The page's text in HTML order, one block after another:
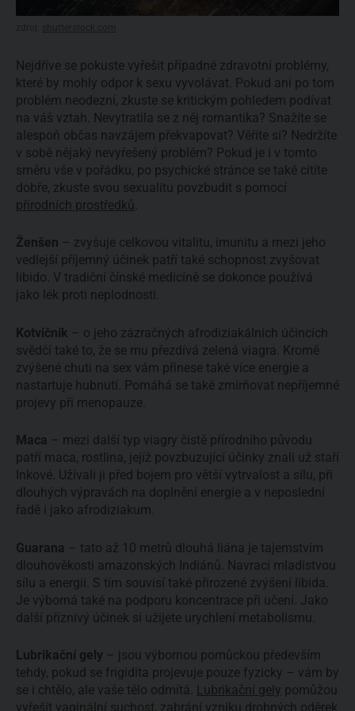
Nejdříve se pokuste vyřešit případné zdravotní problémy,
které by mohly odpor k sexu vyvolávat. Pokud ani po tom
problém neodezní, zkuste se kritickým pohledem podívat
na váš vztah. Nevytratila se z něj romantika? Snažíte se
alespoň občas navzájem překvapovat? Věříte si? Nedržíte
v sobě nějaký nevyřešený problém? Pokud je i v tomto
směru vše v pořádku, po psychické stránce se také cítíte
dobře, zkuste svou sexualitu povzbudit s pomocí
přírodních prostředků
Ženšen – zvyšuje celkovou vitalitu, imunitu a mezi jeho
vedlejší příjemný účinek patří také schopnost zvyšovat
libido. V tradiční čínské medicíně se dokonce používá
jako lék proti neplodnosti.
Kotvičník – o jeho zázračných afrodiziakálních účincích
svědčí také to, že se mu přezdívá zelená viagra. Kromě
zvýšené chuti na sex vám přinese také více energie a
nastartuje hubnutí. Pomáhá se také zmírňovat nepříjemné
projevy při menopauze.
Maca – mezi další typ viagry čistě přírodního původu
patří maca, rostlina, jejíž povzbuzující účinky znali už staří
Inkové. Užívali ji před bojem pro větší vytrvalost a sílu, při
dlouhých výpravách na doplnění energie a v neposlední
řadě i jako afrodiziakum.
Guarana – tato až 10 metrů dlouhá liána je tajemstvím
dlouhověkosti amazonských Indiánů. Navrací mladistvou
sílu a energii. S tím souvisí také přirozené zvýšení libida.
Je výborná také na podporu koncentrace při učení. Jako
další příznivý účinek si užijete urychlení metabolismu.
Lubrikační gely – jsou výbornou pomůckou především
tehdy, pokud se frigidita projevuje pouze fyzicky – vám by
se i chtělo, ale vaše tělo odmítá.
Lubrikační gely pomůžou
vyřešit vaginální suchost, zabrání vzniku drobných oděrek